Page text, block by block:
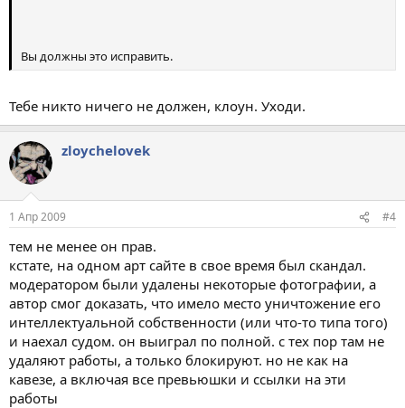
Вы должны это исправить.
Тебе никто ничего не должен, клоун. Уходи.
zloychelovek
1 Апр 2009 #4
тем не менее он прав.
кстате, на одном арт сайте в свое время был скандал.
модератором были удалены некоторые фотографии, а
автор смог доказать, что имело место уничтожение его
интеллектуальной собственности (или что-то типа того)
и наехал судом. он выиграл по полной. с тех пор там не
удаляют работы, а только блокируют. но не как на
кавезе, а включая все превьюшки и ссылки на эти
работы